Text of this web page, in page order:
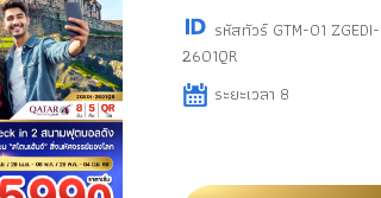
รหัสทัวร์ GTM-01 ZGEDI-
2601QR
ระยะเวลา 8